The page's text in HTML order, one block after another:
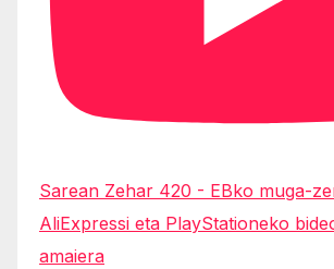
Sarean Zehar 420 - EBko muga-
AliExpressi eta PlayStationeko
amaiera